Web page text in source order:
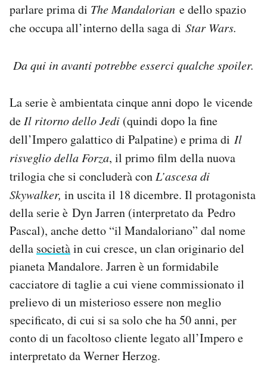
parlare prima di The Mandalorian e dello spazio
che occupa all’interno della saga di Star Wars.
Da qui in avanti potrebbe esserci qualche spoiler.
La serie è ambientata cinque anni dopo le vicende
de Il ritorno dello Jedi (quindi dopo la fine
dell’Impero galattico di Palpatine) e prima di Il
risveglio della Forza, il primo film della nuova
trilogia che si concluderà con L’ascesa di
Skywalker, in uscita il 18 dicembre. Il protagonista
della serie è Dyn Jarren (interpretato da Pedro
Pascal), anche detto “il Mandaloriano” dal nome
della societàin cui cresce, un clan originario del
pianeta Mandalore. Jarren è un formidabile
cacciatore di taglie a cui viene commissionato il
prelievo di un misterioso essere non meglio
specificato, di cui si sa solo che ha 50 anni, per
conto di un facoltoso cliente legato all’Impero e
interpretato da Werner Herzog.